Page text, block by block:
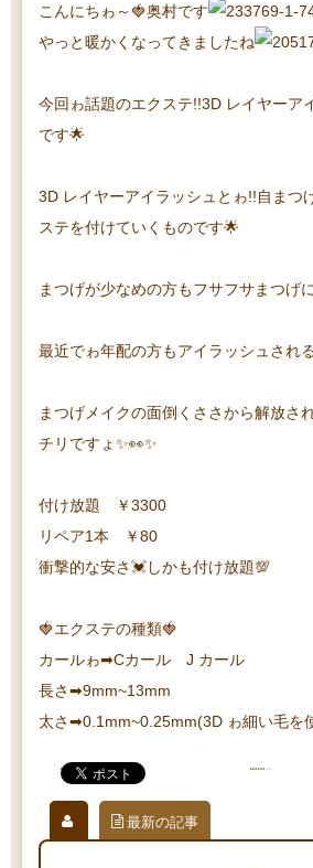
こんにちゎ～🍓奥村です
やっと暖かくなってきましたね
今回ゎ話題のエクステ!!3D レイヤーア
です🌟
3D レイヤーアイラッシュとゎ!!自まつ
ステを付けていくものです🌟
まつげが少なめの方もフサフサまつげ
最近でゎ年配の方もアイラッシュされ
まつげメイクの面倒くささから解放さ
チリですょ✨👀✨
付け放題 ￥3300
リペア1本 ￥80
衝撃的な安さ💓しかも付け放題💯
🍓エクステの種類🍓
カールゎ➡Cカール J カール
長さ➡9mm~13mm
太さ➡0.1mm~0.25mm(3D ゎ細い毛を
最新の記事